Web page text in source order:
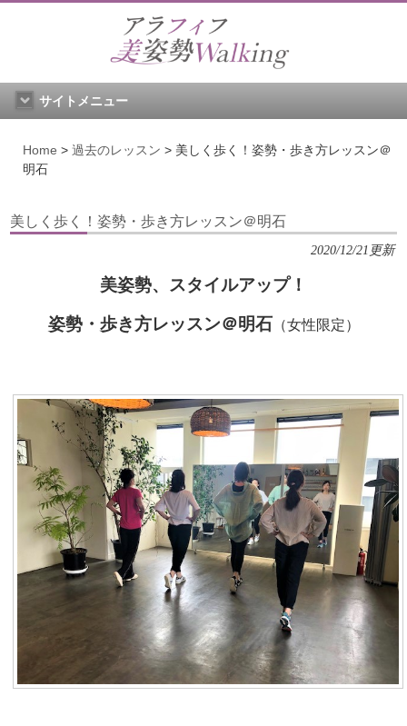
サイトメニュー
Home > 過去のレッスン > 美しく歩く！姿勢・歩き方レッスン＠
明石
美しく歩く！姿勢・歩き方レッスン＠明石
2020/12/21更新
美姿勢、スタイルアップ！
姿勢・歩き方レッスン＠明石 （女性限定）